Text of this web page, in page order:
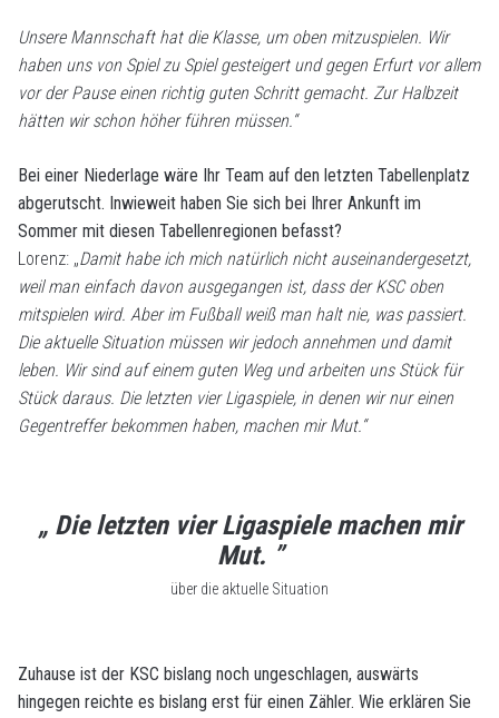
Unsere Mannschaft hat die Klasse, um oben mitzuspielen. Wir
haben uns von Spiel zu Spiel gesteigert und gegen Erfurt vor allem
vor der Pause einen richtig guten Schritt gemacht. Zur Halbzeit
hätten wir schon höher führen müssen.“
Bei einer Niederlage wäre Ihr Team auf den letzten Tabellenplatz
abgerutscht. Inwieweit haben Sie sich bei Ihrer Ankunft im
Sommer mit diesen Tabellenregionen befasst?
Lorenz: „Damit habe ich mich natürlich nicht auseinandergesetzt,
weil man einfach davon ausgegangen ist, dass der KSC oben
mitspielen wird. Aber im Fußball weiß man halt nie, was passiert.
Die aktuelle Situation müssen wir jedoch annehmen und damit
leben. Wir sind auf einem guten Weg und arbeiten uns Stück für
Stück daraus. Die letzten vier Ligaspiele, in denen wir nur einen
Gegentreffer bekommen haben, machen mir Mut.“
„ Die letzten vier Ligaspiele machen mir
Mut. ”
über die aktuelle Situation
Zuhause ist der KSC bislang noch ungeschlagen, auswärts
hingegen reichte es bislang erst für einen Zähler. Wie erklären Sie